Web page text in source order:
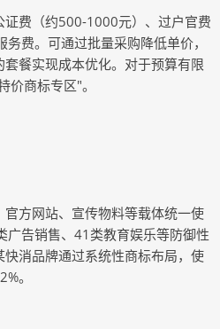
证费（约500-1000元）、过户官费
务费。可通过批量采购降低单价，
餐实现成本优化。对于预算有限
价商标专区"。
方网站、宣传物料等载体统一使
广告销售、41类教育娱乐等防御性
消品牌通过系统性商标布局，使
。